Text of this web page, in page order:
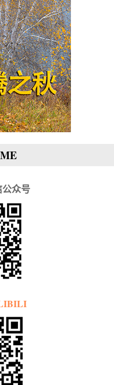
众号